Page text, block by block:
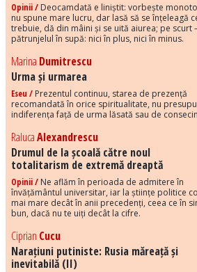
Opinii / Deocamdată e liniștit: vorbește
nu spune mare lucru, dar lasă să se înțeleagă
trebuie, dă din mâini și se uită aiurea; pe scurt
pătrunjelul în supă: nici în plus, nici în minus.
Marina Dumitrescu
Urma și urmarea
Eseu / Prezentul continuu, starea de prezență
recomandată în orice spiritualitate, nu
indiferența față de urma lăsată sau de
RalucaAlexandrescu
Drumul de la școală către noul
totalitarism de extremă dreaptă
Opinii / Ne aflăm în perioada de admitere în
învățământul universitar, iar la științe politice
mai mare decât în anii precedenți, ceea ce în
bun, dacă nu te uiți decât la cifre.
Ciprian Cucu
Narațiuni putiniste: Rusia măreață și
inevitabilă (II)